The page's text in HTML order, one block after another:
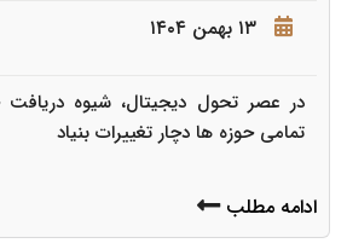
۱۳ بهمن ۱۴۰۴
در عصر تحول دیجیتال، شیوه
تمامی حوزه ها دچار تغییرات بنیاد
ادامه مطلب